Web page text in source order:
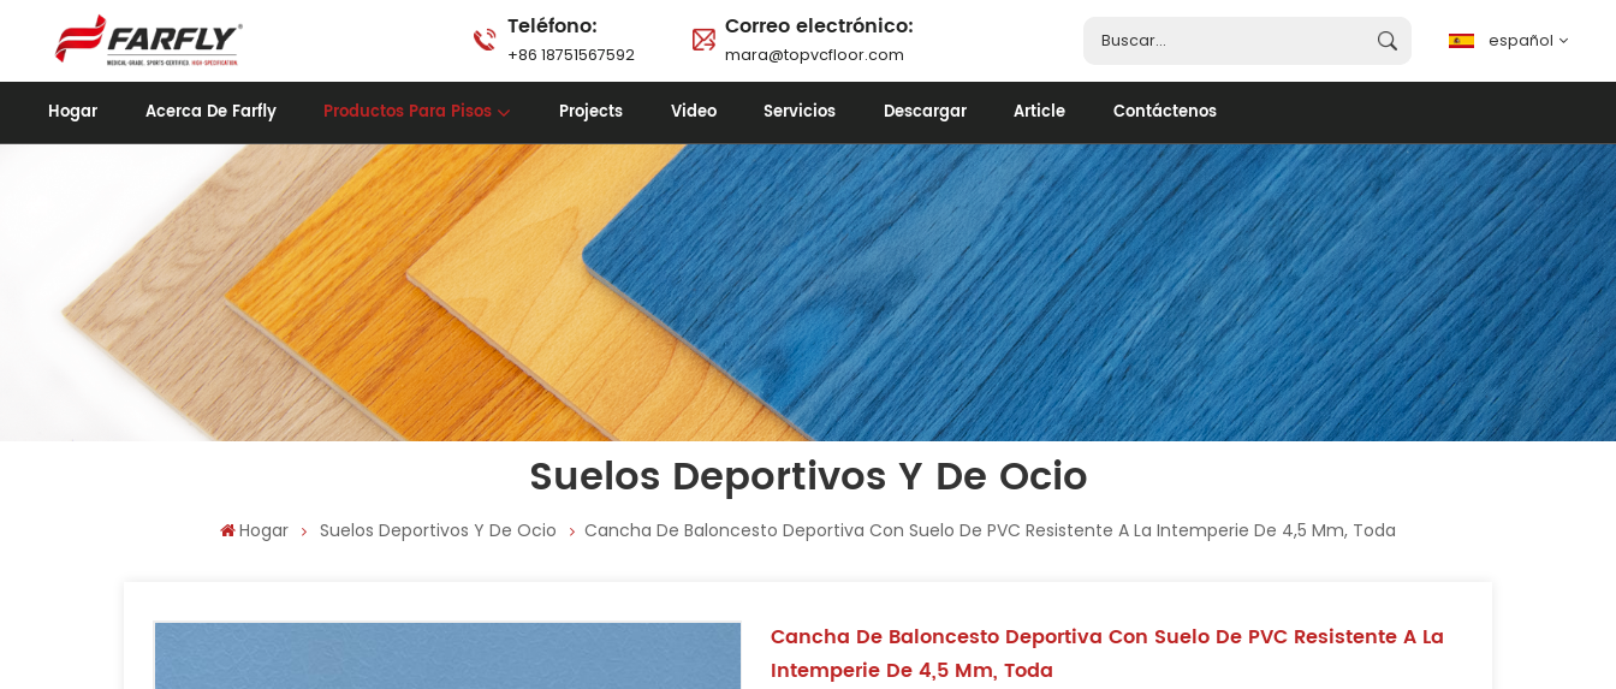
Teléfono:
+86 18751567592
Correo electrónico:
mara@topvcfloor.com
español
español
English
français
português
العربية
Hogar Acerca De Farfly Productos Para Pisos Projects Video Servicios Descargar Article Contáctenos
Suelos Deportivos Y De Ocio
Hogar Suelos Deportivos Y De Ocio Cancha De Baloncesto Deportiva Con Suelo De PVC Resistente A La Intemperie De 4,5 Mm, Toda
Cancha De Baloncesto Deportiva Con Suelo De PVC Resistente A La
Intemperie De 4,5 Mm, Toda